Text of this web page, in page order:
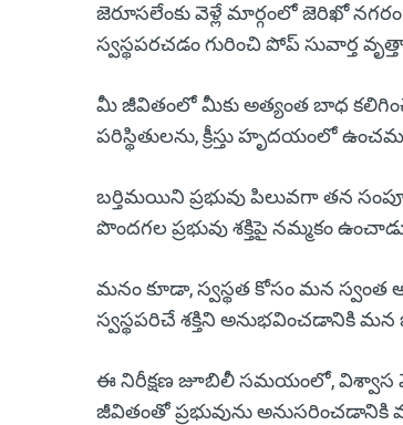
జెరూసలేంకు వెళ్లే మార్గంలో జెరిఖో
స్వస్థపరచడం గురించి పోప్ సువార్త
మీ జీవితంలో మీకు అత్యంత బాధ
పరిస్థితులను, క్రీస్తు హృదయంలో
బర్తిమయిని ప్రభువు పిలువగా తన
పొందగల ప్రభువు శక్తిపై నమ్మకం
మనం కూడా, స్వస్థత కోసం మన స్వంత
స్వస్థపరిచే శక్తిని అనుభవించడానికి
ఈ నిరీక్షణ జూబిలీ సమయంలో, విశ్వాస
జీవితంతో ప్రభువును